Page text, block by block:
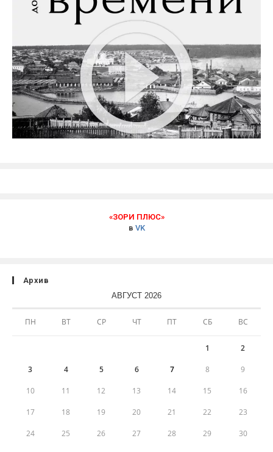
«ЗОРИ ПЛЮС»
в VK
Архив
АВГУСТ 2026
ПН ВТ СР ЧТ ПТ СБ ВС
1 2
3 4 5 6 7 8 9
10 11 12 13 14 15 16
17 18 19 20 21 22 23
24 25 26 27 28 29 30